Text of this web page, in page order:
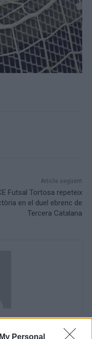
Personal
Article següent
Futsal Tortosa repeteix
en el duel ebrenc de
Tercera Catalana